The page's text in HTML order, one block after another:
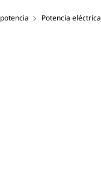
Potencia eléctrica